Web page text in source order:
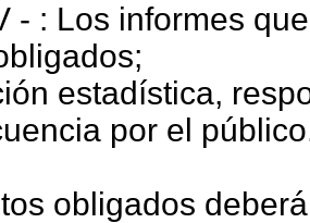
- : Los informes
estadística,
por el
obligados